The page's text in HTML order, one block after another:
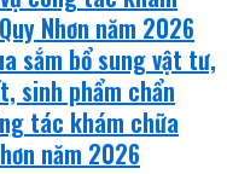
Nhơn năm 2026
sắm bổ sung vật tư,
sinh phẩm chẩn
tác khám chữa
năm 2026